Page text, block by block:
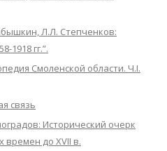
Л.Л. Степченков:
1918 гг.”.
Смоленской области. Ч.I.
связь
Исторический очерк
времен до XVII в.